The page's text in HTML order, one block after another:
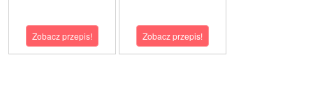
Zobacz przepis! Zobacz przepis!